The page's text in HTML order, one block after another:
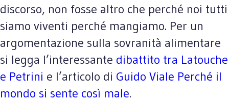
discorso, non fosse altro che perché noi tutti
siamo viventi perché mangiamo. Per un
argomentazione sulla sovranità alimentare
si legga l’interessante dibattito tra Latouche
e Petrini e l’articolo di Guido Viale Perché il
mondo si sente così male.